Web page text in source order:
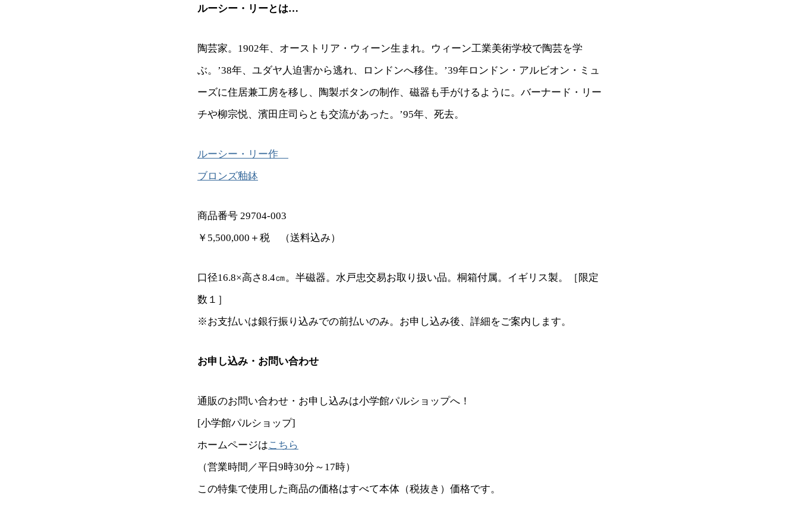
ルーシー・リーとは…
陶芸家。1902年、オーストリア・ウィーン生まれ。ウィーン工業美術学校で陶芸を学
ぶ。’38年、ユダヤ人迫害から逃れ、ロンドンへ移住。’39年ロンドン・アルビオン・ミュ
ーズに住居兼工房を移し、陶製ボタンの制作、磁器も手がけるように。バーナード・リー
チや柳宗悦、濱田庄司らとも交流があった。’95年、死去。
ルーシー・リー作
ブロンズ釉鉢
商品番号 29704-003
￥5,500,000＋税 （送料込み）
口径16.8×高さ8.4㎝。半磁器。水戸忠交易お取り扱い品。桐箱付属。イギリス製。［限定
数１］
※お支払いは銀行振り込みでの前払いのみ。お申し込み後、詳細をご案内します。
お申し込み・お問い合わせ
通販のお問い合わせ・お申し込みは小学館パルショップへ！
[小学館パルショップ]
ホームページはこちら
（営業時間／平日9時30分～17時）
この特集で使用した商品の価格はすべて本体（税抜き）価格です。